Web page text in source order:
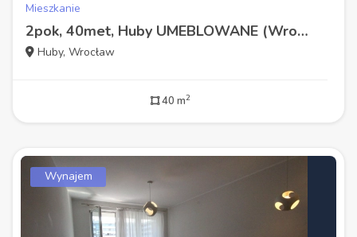
Mieszkanie
2pok, 40met, Huby UMEBLOWANE (Wrocław)
Huby, Wrocław
40 m2
Wynajem